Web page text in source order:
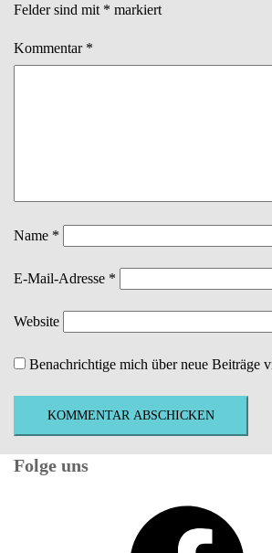
Felder sind mit * markiert
Kommentar *
Name *
E-Mail-Adresse *
Website
Benachrichtige mich über neue Beiträge
Folge uns